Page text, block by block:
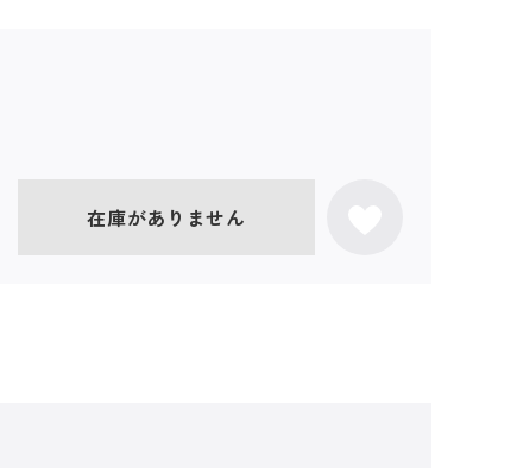
在庫がありません